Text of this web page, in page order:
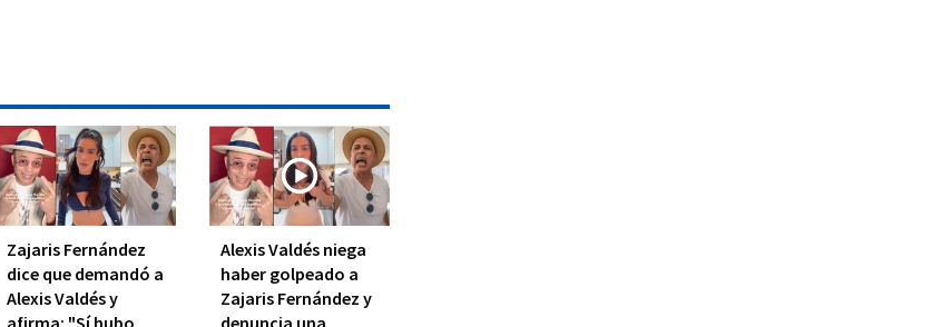
Zajaris Fernández
dice que demandó a
Alexis Valdés y
Alexis Valdés niega
haber golpeado a
Zajaris Fernández y